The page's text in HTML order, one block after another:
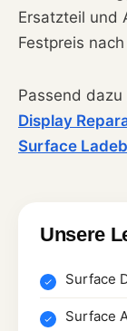
Ersatzteil und
Festpreis
Passend
Display
Surface
Unsere
Surface
Surface